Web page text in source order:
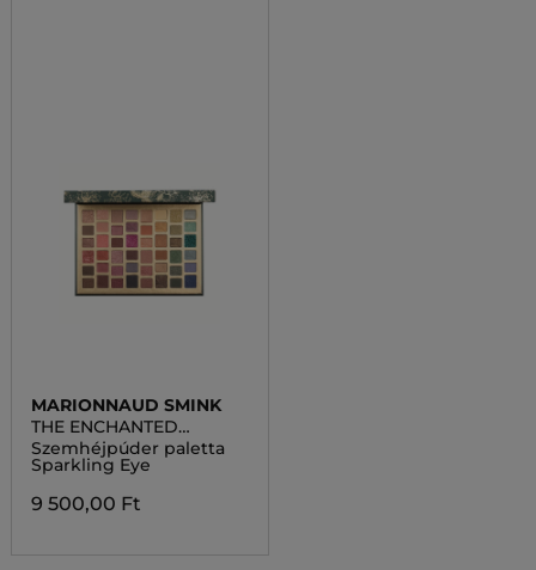
MARIONNAUD SMINK
THE ENCHANTED
GARDEN
Szemhéjpúder paletta
Sparkling Eye
9 500,00 Ft